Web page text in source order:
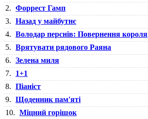
2. Форрест Гамп
3. Назад у майбутнє
4. Володар перснів: Повернення короля
5. Врятувати рядового Раяна
6. Зелена миля
7.
1+1
8. Піаніст
9. Щоденник пам'яті
10. Міцний горішок